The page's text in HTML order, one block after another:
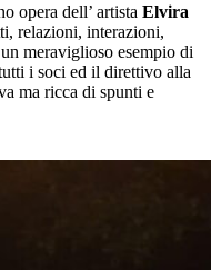
opera dell’ artista Elvira
relazioni, interazioni,
meraviglioso esempio di
i soci ed il direttivo alla
ma ricca di spunti e